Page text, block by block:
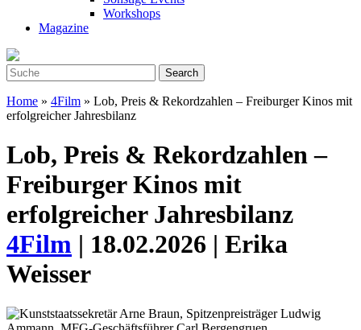
Workshops
Magazine
Home » 4Film » Lob, Preis & Rekordzahlen – Freiburger Kinos mit
erfolgreicher Jahresbilanz
Lob, Preis & Rekordzahlen –
Freiburger Kinos mit
erfolgreicher Jahresbilanz
4Film | 18.02.2026 | Erika
Weisser